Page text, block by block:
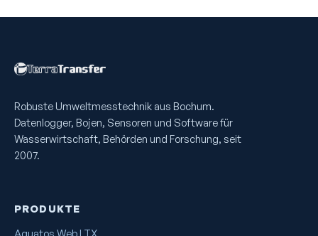
Robuste Umweltmess­technik aus Bochum.
Datenlogger, Bojen, Sensoren und Software für
Wasserwirtschaft, Behörden und Forschung, seit
2007.
PRODUKTE
Aquatos Web LTX